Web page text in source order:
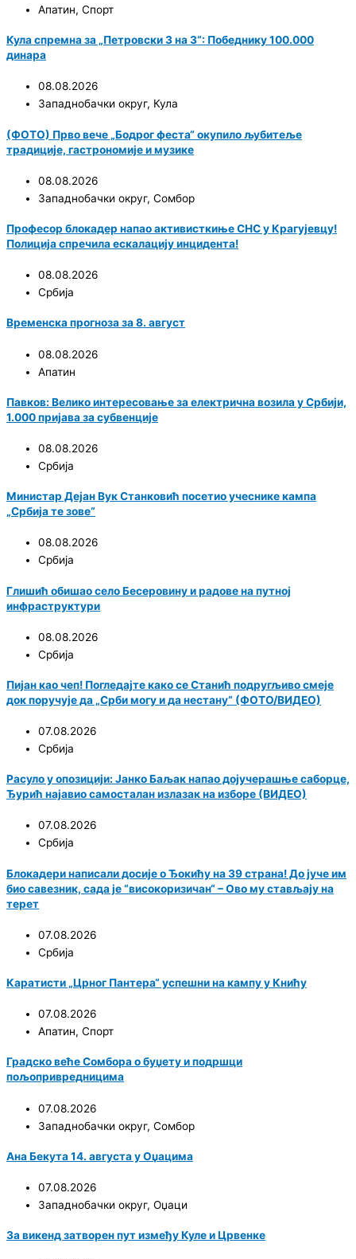
Апатин, Спорт
Кула спремна за „Петровски 3 на 3“: Победнику 100.000
динара
08.08.2026
Западнобачки округ, Кула
(ФОТО) Прво вече „Бодрог феста“ окупило љубитеље
традиције, гастрономије и музике
08.08.2026
Западнобачки округ, Сомбор
Професор блокадер напао активисткиње СНС у Крагујевцу!
Полиција спречила ескалацију инцидента!
08.08.2026
Србија
Временска прогноза за 8. август
08.08.2026
Апатин
Павков: Велико интересовање за електрична возила у Србији,
1.000 пријава за субвенције
08.08.2026
Србија
Министар Дејан Вук Станковић посетио учеснике кампа
„Србија те зове“
08.08.2026
Србија
Глишић обишао село Бесеровину и радове на путној
инфраструктури
08.08.2026
Србија
Пијан као чеп! Погледајте како се Станић подругљиво смеје
док поручује да „Срби могу и да нестану“ (ФОТО/ВИДЕО)
07.08.2026
Србија
Расуло у опозицији: Јанко Баљак напао дојучерашње саборце,
Ђурић најавио самосталан излазак на изборе (ВИДЕО)
07.08.2026
Србија
Блокадери написали досије о Ђокићу на 39 страна! До јуче им
био савезник, сада је “високоризичан“ – Ово му стављају на
терет
07.08.2026
Србија
Каратисти „Црног Пантера“ успешни на кампу у Книћу
07.08.2026
Апатин, Спорт
Градско веће Сомбора о буџету и подршци
пољопривредницима
07.08.2026
Западнобачки округ, Сомбор
Ана Бекута 14. августа у Оџацима
07.08.2026
Западнобачки округ, Оџаци
За викенд затворен пут између Куле и Црвенке